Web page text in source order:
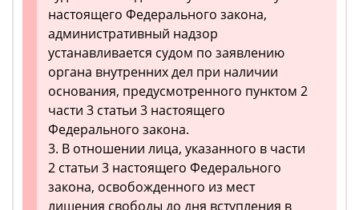
настоящего Федерального закона,
административный надзор
устанавливается судом по заявлению
органа внутренних дел при наличии
основания, предусмотренного пунктом 2
части 3 статьи 3 настоящего
Федерального закона.
3. В отношении лица, указанного в части
2 статьи 3 настоящего Федерального
закона, освобожденного из мест
лишения свободы до дня вступления в